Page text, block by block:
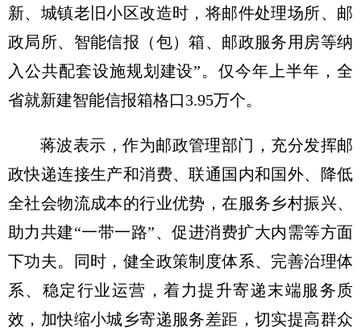
新、城镇老旧小区改造时，将邮件处理场所、邮
政局所、智能信报（包）箱、邮政服务用房等纳
入公共配套设施规划建设”。仅今年上半年，全
省就新建智能信报箱格口3.95万个。
蒋波表示，作为邮政管理部门，充分发挥邮
政快递连接生产和消费、联通国内和国外、降低
全社会物流成本的行业优势，在服务乡村振兴、
助力共建“一带一路”、促进消费扩大内需等方面
下功夫。同时，健全政策制度体系、完善治理体
系、稳定行业运营，着力提升寄递末端服务质
效，加快缩小城乡寄递服务差距，切实提高群众